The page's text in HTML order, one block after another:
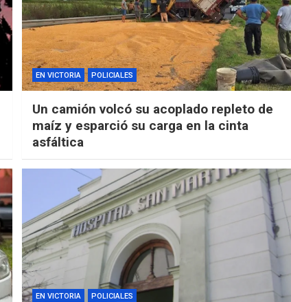
EN VICTORIA POLICIALES
Un camión volcó su acoplado repleto de
maíz y esparció su carga en la cinta
asfáltica
EN VICTORIA POLICIALES